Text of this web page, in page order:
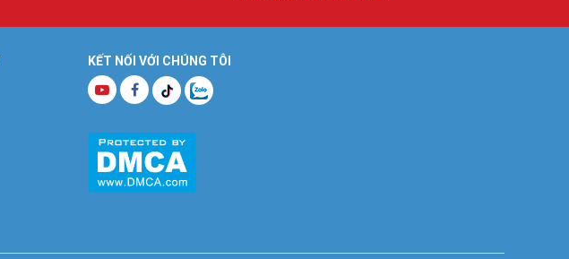
KẾT NỐI VỚI CHÚNG TÔI